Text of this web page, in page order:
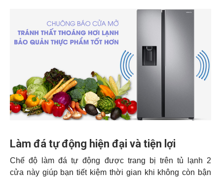
Làm đá tự động hiện đại và tiện lợi
Chế độ làm đá tự động được trang bị trên tủ lạnh 2
cửa này giúp bạn tiết kiệm thời gian khi không còn bận